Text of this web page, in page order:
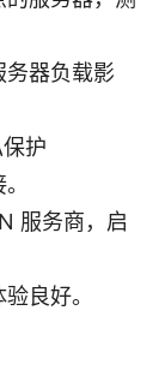
器负载影
护
服务商，启
良好。